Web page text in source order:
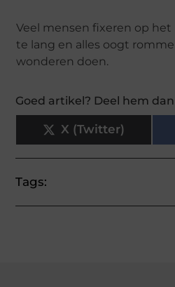
Veel mensen fixeren op
te lang en alles oogt
wonderen doen.
Goed artikel? Deel hem
X (Twitter)
Tags: